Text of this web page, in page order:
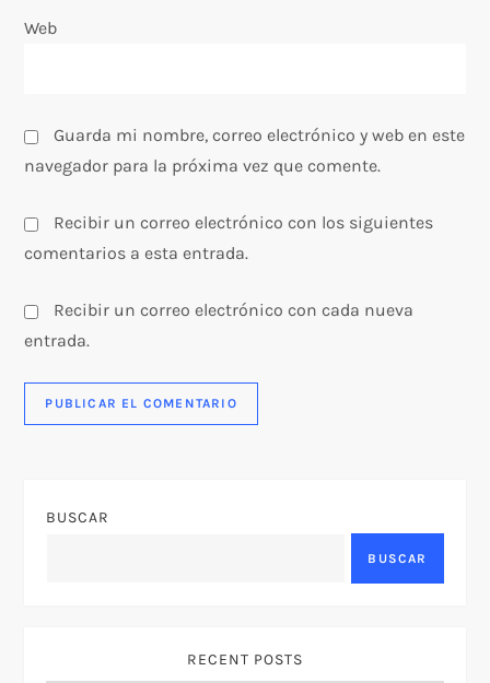
Web
Guarda mi nombre, correo electrónico y web en este
navegador para la próxima vez que comente.
Recibir un correo electrónico con los siguientes
comentarios a esta entrada.
Recibir un correo electrónico con cada nueva
entrada.
BUSCAR
BUSCAR
RECENT POSTS